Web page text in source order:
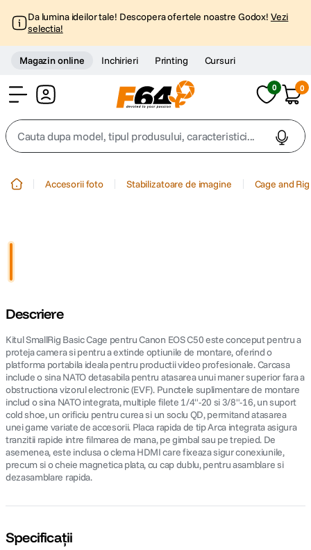
Da lumina ideilor tale! Descopera ofertele noastre Godox! Vezi
selectia!
Magazin online Inchirieri Printing Cursuri
0 0
Cauta dupa model, tipul produsului, caracteristici...
5. canon sx740 hs
6. lavaliera
7 . sony fx
8 . card memorie
9. dji mic mini
10. dji osmo
Accesorii foto Stabilizatoare de imagine Cage and Rig
Descriere
Kitul SmallRig Basic Cage pentru Canon EOS C50 este conceput pentru a
proteja camera si pentru a extinde optiunile de montare, oferind o
platforma portabila ideala pentru productii video profesionale. Carcasa
include o sina NATO detasabila pentru atasarea unui maner superior fara a
obstructiona vizorul electronic (EVF). Punctele suplimentare de montare
includ o sina NATO integrata, multiple filete 1/4"-20 si 3/8"-16, un suport
cold shoe, un orificiu pentru curea si un soclu QD, permitand atasarea
unei game variate de accesorii. Placa rapida de tip Arca integrata asigura
tranzitii rapide intre filmarea de mana, pe gimbal sau pe trepied. De
asemenea, este inclusa o clema HDMI care fixeaza sigur conexiunile,
precum si o cheie magnetica plata, cu cap dublu, pentru asamblare si
dezasamblare rapida.
Specificații